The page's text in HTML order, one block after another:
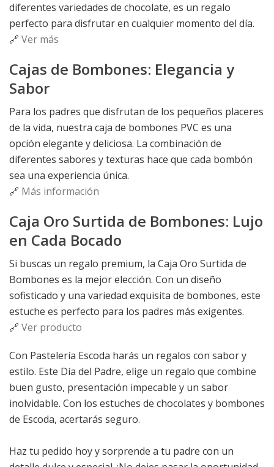
diferentes variedades de chocolate, es un regalo
perfecto para disfrutar en cualquier momento del día.
🔗 Ver más
Cajas de Bombones: Elegancia y
Sabor
Para los padres que disfrutan de los pequeños placeres
de la vida, nuestra caja de bombones PVC es una
opción elegante y deliciosa. La combinación de
diferentes sabores y texturas hace que cada bombón
sea una experiencia única.
🔗 Más información
Caja Oro Surtida de Bombones: Lujo
en Cada Bocado
Si buscas un regalo premium, la Caja Oro Surtida de
Bombones es la mejor elección. Con un diseño
sofisticado y una variedad exquisita de bombones, este
estuche es perfecto para los padres más exigentes.
🔗 Ver producto
Con Pastelería Escoda harás un regalos con sabor y
estilo. Este Día del Padre, elige un regalo que combine
buen gusto, presentación impecable y un sabor
inolvidable. Con los estuches de chocolates y bombones
de Escoda, acertarás seguro.
Haz tu pedido hoy y sorprende a tu padre con un